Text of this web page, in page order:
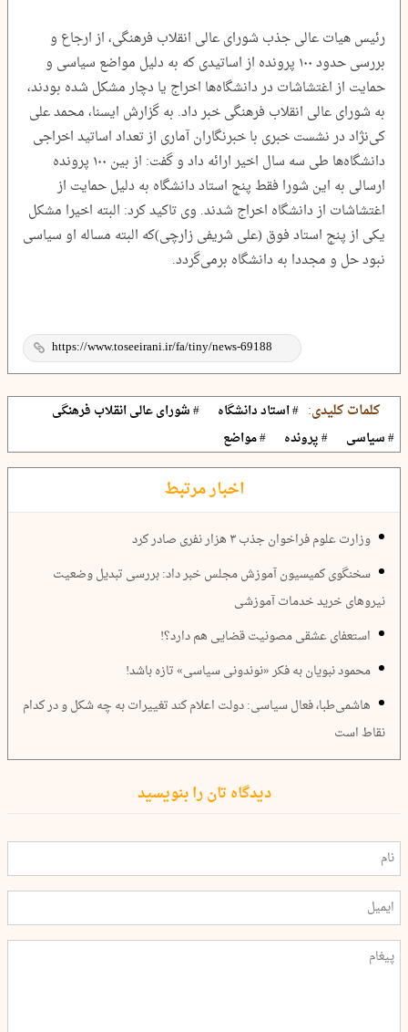
رئیس هیات عالی جذب شورای عالی انقلاب فرهنگی، از ارجاع و
بررسی حدود ۱۰۰ پرونده از اساتیدی که به دلیل مواضع سیاسی و
حمایت از اغتشاشات در دانشگاه‌ها اخراج یا دچار مشکل شده بودند،
به شورای عالی انقلاب فرهنگی خبر داد. به گزارش ایسنا، محمد علی
کی‌نژاد در نشست خبری با خبرنگاران آماری از تعداد اساتید اخراجی
دانشگاه‌ها طی سه سال اخیر ارائه داد و گفت: از بین ۱۰۰ پرونده
ارسالی به این شورا فقط پنج استاد دانشگاه به دلیل حمایت از
اغتشاشات از دانشگاه اخراج شدند. وی تاکید کرد: البته اخیرا مشکل
یکی از پنج استاد فوق (علی شریفی زارچی)که البته مساله او سیاسی
نبود حل و مجددا به دانشگاه برمی‌گردد.
کلمات کلیدی: # استاد دانشگاه
# شورای عالی انقلاب فرهنگی
# سیاسی
# پرونده # مواضع
اخبار مرتبط
وزارت علوم فراخوان جذب ۳ هزار نفری صادر کرد
سخنگوی کمیسیون آموزش مجلس خبر داد: ‎بررسی تبدیل وضعیت
نیروهای خرید خدمات آموزشی
استعفای عشقی مصونیت قضایی هم دارد؟!
محمود نبویان به فکر «نوندونی سیاسی» تازه باشد!
هاشمی‌طبا، فعال سیاسی: دولت اعلام کند تغییرات به چه شکل و در کدام
نقاط است
دیدگاه تان را بنویسید